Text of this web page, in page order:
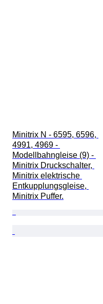
Minitrix N - 6595, 6596,
4991, 4969 -
Modellbahngleise (9) -
Minitrix Druckschalter,
Minitrix elektrische
Entkupplungsgleise,
Minitrix Puffer.